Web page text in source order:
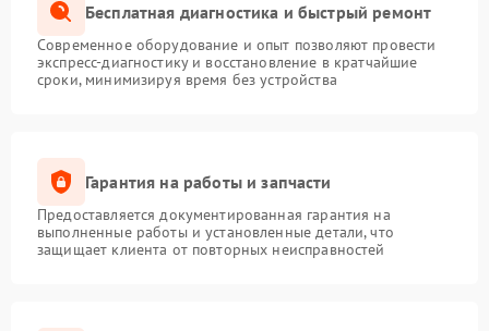
Бесплатная диагностика и быстрый ремонт
Современное оборудование и опыт позволяют провести
экспресс-диагностику и восстановление в кратчайшие
сроки, минимизируя время без устройства
Гарантия на работы и запчасти
Предоставляется документированная гарантия на
выполненные работы и установленные детали, что
защищает клиента от повторных неисправностей